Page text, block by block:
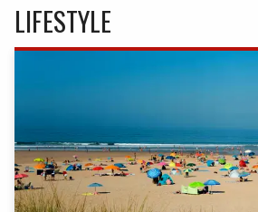
LIFESTYLE